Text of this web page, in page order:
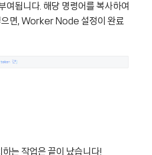
여됩니다. 해당 명령어를 복사하여
면, Worker Node 설정이 완료
는 작업은 끝이 났습니다!